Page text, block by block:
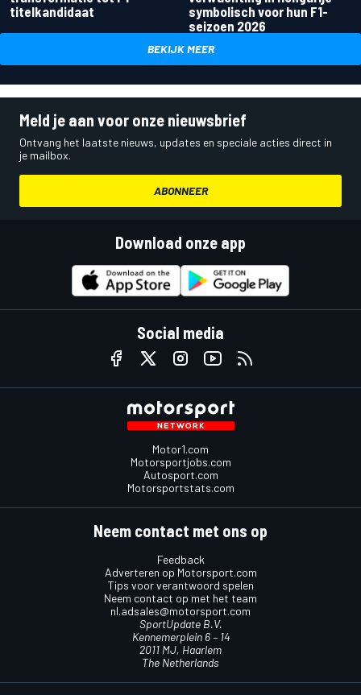
titelkandidaat
symbolisch voor hun F1-
seizoen 2026
BEKIJK MEER
Meld je aan voor onze nieuwsbrief
Ontvang het laatste nieuws, updates en speciale acties direct in
je mailbox.
ABONNEER
Download onze app
Social media
Motor1.com
Motorsportjobs.com
Autosport.com
Motorsportstats.com
Neem contact met ons op
Feedback
Adverteren op Motorsport.com
Tips voor verantwoord spelen
Neem contact op met het team
nl.adsales@motorsport.com
SportUpdate B.V.
Kennemerplein 6 – 14
2011 MJ, Haarlem
The Netherlands